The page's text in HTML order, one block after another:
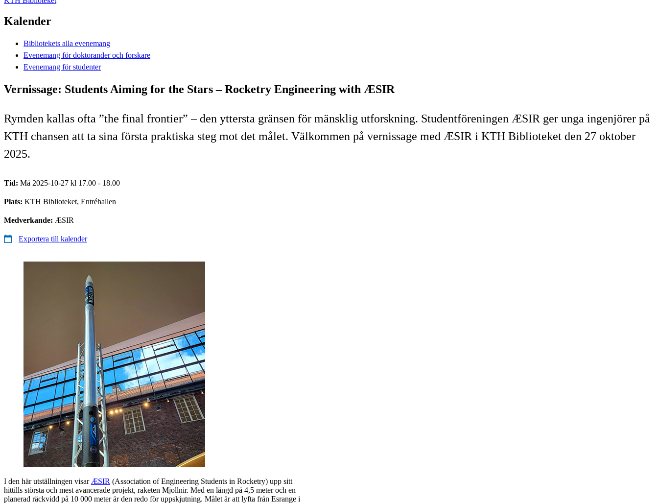
Kalender
Bibliotekets alla evenemang
Evenemang för doktorander och forskare
Evenemang för studenter
Vernissage: Students Aiming for the Stars – Rocketry Engineering with ÆSIR
Rymden kallas ofta ”the final frontier” – den yttersta gränsen för mänsklig utforskning. Studentföreningen ÆSIR ger unga ingenjörer på
KTH chansen att ta sina första praktiska steg mot det målet. Välkommen på vernissage med ÆSIR i KTH Biblioteket den 27 oktober
2025.
Tid: Må 2025-10-27 kl 17.00 - 18.00
Plats: KTH Biblioteket, Entréhallen
Medverkande: ÆSIR
Exportera till kalender
I den här utställningen visar ÆSIR (Association of Engineering Students in Rocketry) upp sitt
hittills största och mest avancerade projekt, raketen Mjollnir. Med en längd på 4,5 meter och en
planerad räckvidd på 10 000 meter är den redo för uppskjutning. Målet är att lyfta från Esrange i